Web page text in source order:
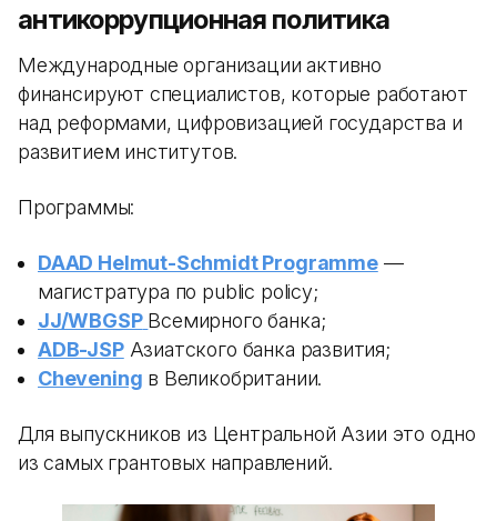
антикоррупционная политика
Международные организации активно
финансируют специалистов, которые работают
над реформами, цифровизацией государства и
развитием институтов.
Программы:
DAAD Helmut-Schmidt Programme—
магистратура по public policy;
JJ/WBGSP Всемирного банка;
ADB-JSPАзиатского банка развития;
Chevening в Великобритании.
Для выпускников из Центральной Азии это одно
из самых грантовых направлений.